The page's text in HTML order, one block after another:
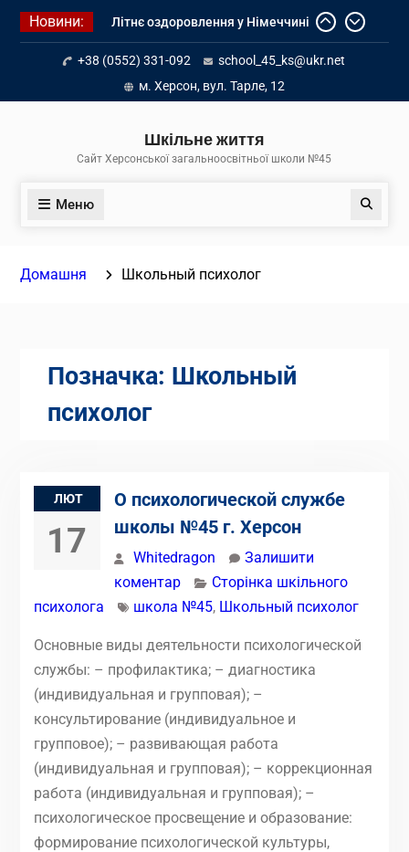
Перейти
Новини:
Літнє оздоровлення у Німеччині
Діалог з бізнесом
Інформація про вступ молоді з
тимчасово окупованих територій
до українських закладів освіти
+38 (0552) 331-092
school_45_ks@ukr.net
м. Херсон, вул. Тарле, 12
Шкільне життя
Сайт Херсонської загальноосвітньої школи №45
Меню Пошук
Домашня Школьный психолог
Позначка: Школьный
психолог
ЛЮТ
17
О психологической службе
школы №45 г. Херсон
Whitedragon
Залишити
коментар
Сторінка шкільного
психолога
школа №45, Школьный психолог
Основные виды деятельности психологической
службы: – профилактика; – диагностика
(индивидуальная и групповая); –
консультирование (индивидуальное и
групповое); – развивающая работа
(индивидуальная и групповая); – коррекционная
работа (индивидуальная и групповая); –
психологическое просвещение и образование:
формирование психологической культуры,